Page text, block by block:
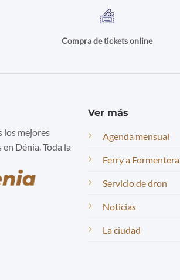
Compra de tickets online
los mejores
Dénia. Toda la
Ver más
Agenda mensual
Ferry a Formentera
Servicio de dron
Noticias
La ciudad